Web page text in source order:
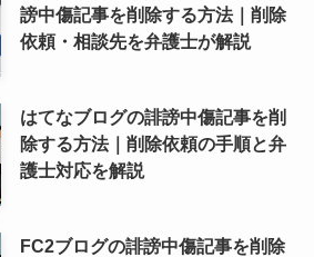
謗中傷記事を削除する方法｜削除
依頼・相談先を弁護士が解説
はてなブログの誹謗中傷記事を削
除する方法｜削除依頼の手順と弁
護士対応を解説
FC2ブログの誹謗中傷記事を削除